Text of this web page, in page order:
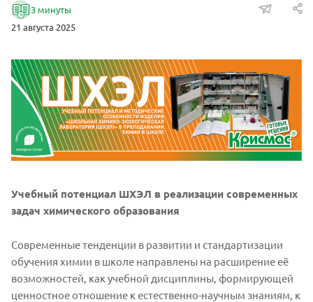
3 минуты
21 августа 2025
Учебный потенциал ШХЭЛ в реализации современных
задач химического образования
Современные тенденции в развитии и стандартизации
обучения химии в школе направлены на расширение её
возможностей, как учебной дисциплины, формирующей
ценностное отношение к естественно-научным знаниям, к